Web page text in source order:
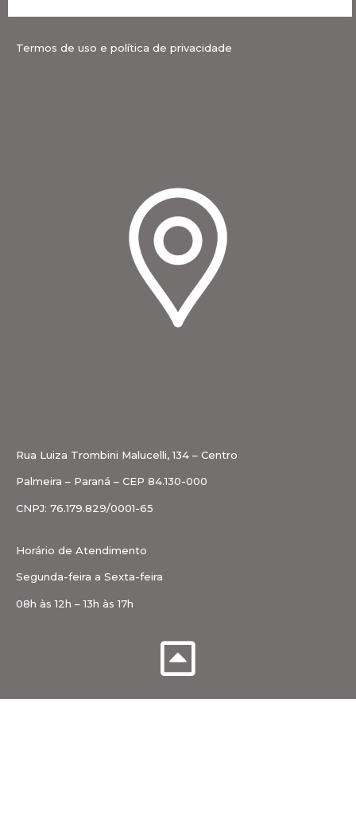
Termos de uso e política de privacidade
Rua Luiza Trombini Malucelli, 134 – Centro
Palmeira – Paraná – CEP 84.130-000
CNPJ: 76.179.829/0001-65
Horário de Atendimento
Segunda-feira a Sexta-feira
08h às 12h – 13h às 17h